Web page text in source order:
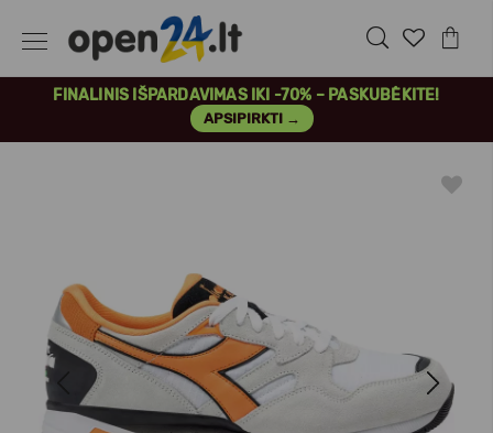
FINALINIS IŠPARDAVIMAS IKI -70% – PASKUBĖKITE!
APSIPIRKTI →
Previous Next